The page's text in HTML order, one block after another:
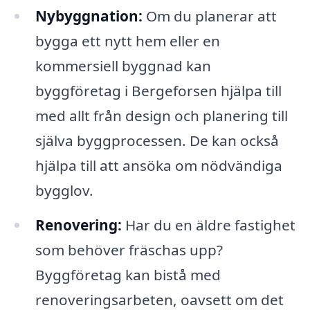
Nybyggnation: Om du planerar att
bygga ett nytt hem eller en
kommersiell byggnad kan
byggföretag i Bergeforsen hjälpa till
med allt från design och planering till
själva byggprocessen. De kan också
hjälpa till att ansöka om nödvändiga
bygglov.
Renovering: Har du en äldre fastighet
som behöver fräschas upp?
Byggföretag kan bistå med
renoveringsarbeten, oavsett om det